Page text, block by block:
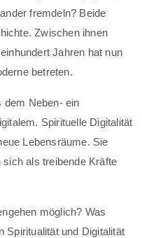
fremdeln? Beide
Zwischen ihnen
Jahren hat nun
betreten.
dem Neben- ein
Spirituelle Digitalität
Lebensräume. Sie
als treibende Kräfte
möglich? Was
Spiritualität und Digitalität